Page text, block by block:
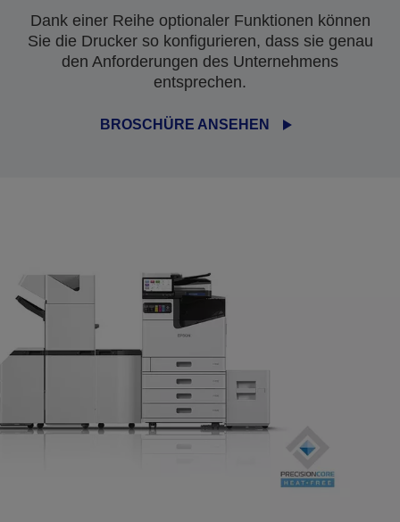
Dank einer Reihe optionaler Funktionen können
Sie die Drucker so konfigurieren, dass sie genau
den Anforderungen des Unternehmens
entsprechen.
BROSCHÜRE ANSEHEN